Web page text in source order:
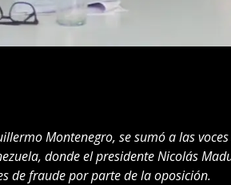
Montenegro, se sumó a las
donde el presidente Nicolás
de fraude por parte de la oposición.